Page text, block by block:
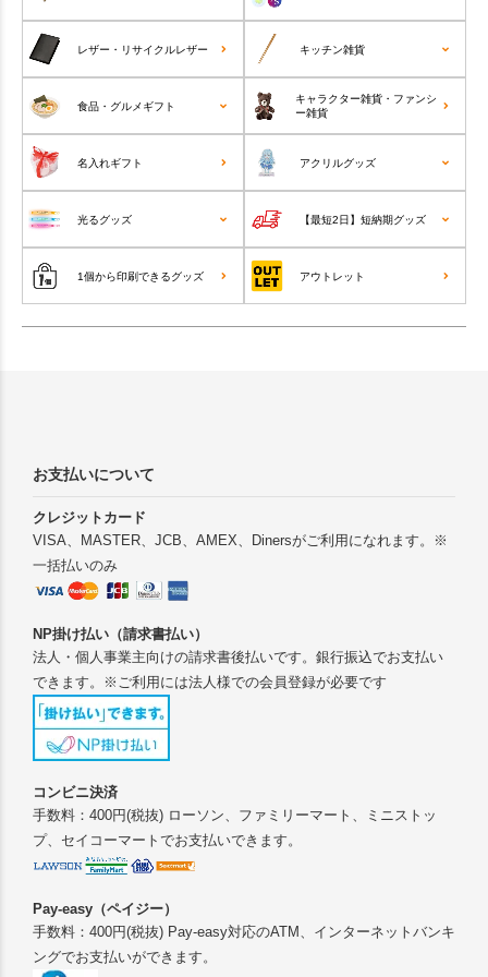
レザー・リサイクルレザー キッチン雑貨
食品・グルメギフト
キャラクター雑貨・ファンシ
ー雑貨
名入れギフト アクリルグッズ
光るグッズ 【最短2日】短納期グッズ
1個から印刷できるグッズ アウトレット
お支払いについて
クレジットカード
VISA、MASTER、JCB、AMEX、Dinersがご利用になれます。※
一括払いのみ
NP掛け払い（請求書払い）
法人・個人事業主向けの請求書後払いです。銀行振込でお支払い
できます。※ご利用には法人様での会員登録が必要です
コンビニ決済
手数料：400円(税抜) ローソン、ファミリーマート、ミニストッ
プ、セイコーマートでお支払いできます。
Pay-easy（ペイジー）
手数料：400円(税抜) Pay-easy対応のATM、インターネットバンキ
ングでお支払いができます。